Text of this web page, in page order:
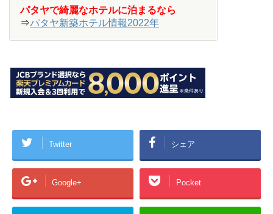
パタヤで綺麗なホテルに泊まるなら
⇒パタヤ新築ホテル情報2022年
Twitter シェア
Google+ Pocket